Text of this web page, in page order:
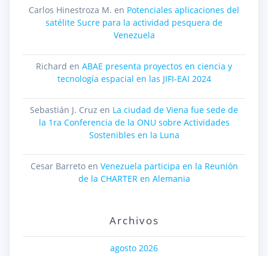
Carlos Hinestroza M. en Potenciales aplicaciones del
satélite Sucre para la actividad pesquera de
Venezuela
Richard en ABAE presenta proyectos en ciencia y
tecnología espacial en las JIFI-EAI 2024
Sebastián J. Cruz en La ciudad de Viena fue sede de
la 1ra Conferencia de la ONU sobre Actividades
Sostenibles en la Luna
Cesar Barretoen Venezuela participa en la Reunión
de la CHARTER en Alemania
Archivos
agosto 2026